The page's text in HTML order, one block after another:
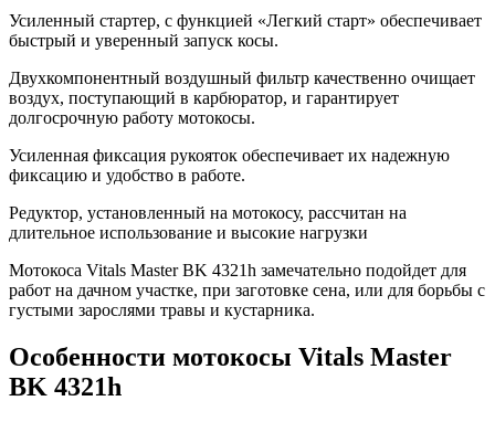
Усиленный стартер, с функцией «Легкий старт» обеспечивает
быстрый и уверенный запуск косы.
Двухкомпонентный воздушный фильтр качественно очищает
воздух, поступающий в карбюратор, и гарантирует
долгосрочную работу мотокосы.
Усиленная фиксация рукояток обеспечивает их надежную
фиксацию и удобство в работе.
Редуктор, установленный на мотокосу, рассчитан на
длительное использование и высокие нагрузки
Мотокоса Vitals Master BK 4321h замечательно подойдет для
работ на дачном участке, при заготовке сена, или для борьбы с
густыми зарослями травы и кустарника.
Особенности мотокосы Vitals Master
BK 4321h